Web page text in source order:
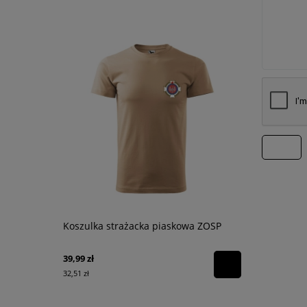
Koszulka strażacka piaskowa ZOSP
39,99 zł
32,51 zł